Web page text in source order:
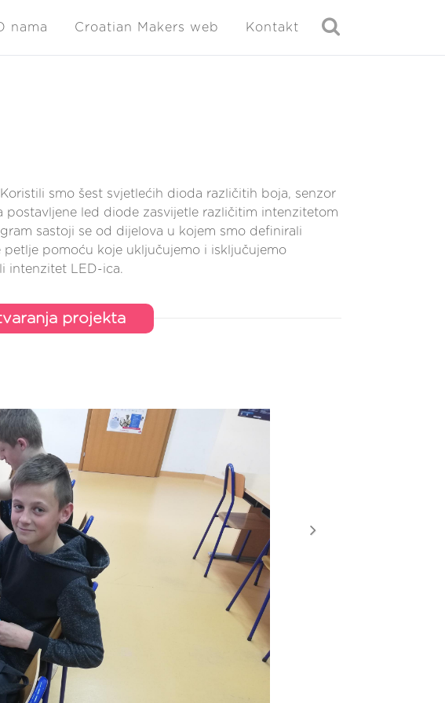
nama Croatian Makers web Kontakt
smo šest svjetlećih dioda različitih boja, senzor
led diode zasvijetle različitim intenzitetom
sastoji se od dijelova u kojem smo definirali
pomoću koje uključujemo i isključujemo
intenzitet LED-ica.
projekta